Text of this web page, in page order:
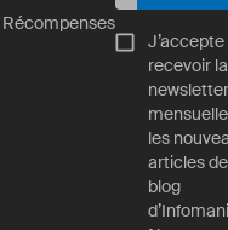
Récompenses
J’accepte
recevoir la
newsletter
les
articles de
blog